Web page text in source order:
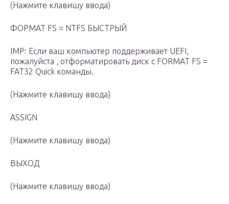
(Нажмите клавишу ввода)
ФОРМАТ FS = NTFS БЫСТРЫЙ
IMP: Если ваш компьютер поддерживает UEFI,
пожалуйста , отформатировать диск с FORMAT FS =
FAT32 Quick команды.
(Нажмите клавишу ввода)
ASSIGN
(Нажмите клавишу ввода)
ВЫХОД
(Нажмите клавишу ввода)